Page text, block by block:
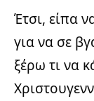
Έτσι, είπα
για να σε
ξέρω τι να